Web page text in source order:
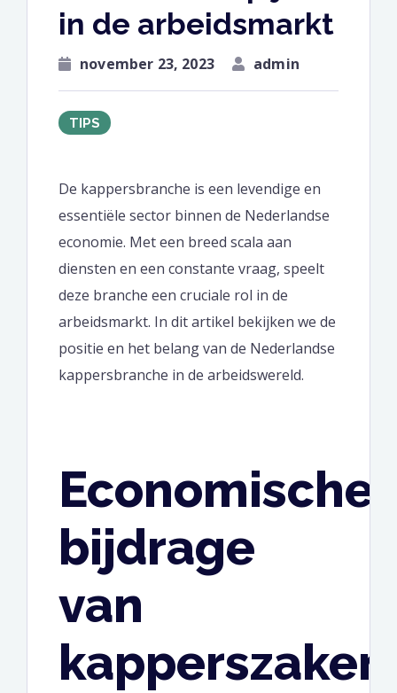
in de arbeidsmarkt
november 23, 2023 admin
TIPS
De kappersbranche is een levendige en
essentiële sector binnen de Nederlandse
economie. Met een breed scala aan
diensten en een constante vraag, speelt
deze branche een cruciale rol in de
arbeidsmarkt. In dit artikel bekijken we de
positie en het belang van de Nederlandse
kappersbranche in de arbeidswereld.
Economische
bijdrage
van
kapperszaken